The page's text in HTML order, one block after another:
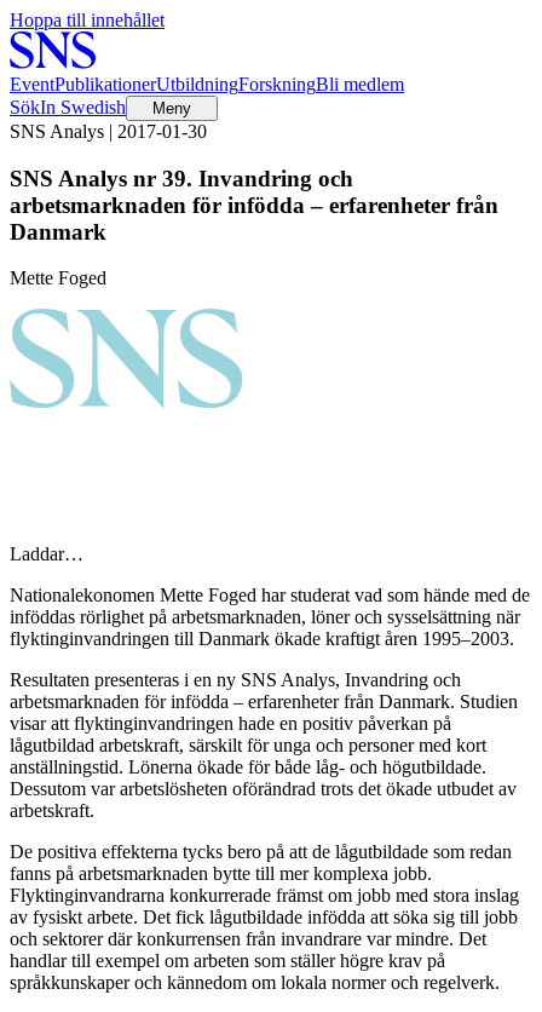
Hoppa till innehållet
EventPublikationerUtbildningForskningBli medlem
SökIn Swedish Meny
SNS Analys | 2017-01-30
SNS Analys nr 39. Invandring och
arbetsmarknaden för infödda – erfarenheter från
Danmark
Mette Foged
Laddar…
Nationalekonomen Mette Foged har studerat vad som hände med de
inföddas rörlighet på arbetsmarknaden, löner och sysselsättning när
flyktinginvandringen till Danmark ökade kraftigt åren 1995‒2003.
Resultaten presenteras i en ny SNS Analys, Invandring och
arbetsmarknaden för infödda – erfarenheter från Danmark. Studien
visar att flyktinginvandringen hade en positiv påverkan på
lågutbildad arbetskraft, särskilt för unga och personer med kort
anställningstid. Lönerna ökade för både låg- och högutbildade.
Dessutom var arbetslösheten oförändrad trots det ökade utbudet av
arbetskraft.
De positiva effekterna tycks bero på att de lågutbildade som redan
fanns på arbetsmarknaden bytte till mer komplexa jobb.
Flyktinginvandrarna konkurrerade främst om jobb med stora inslag
av fysiskt arbete. Det fick lågutbildade infödda att söka sig till jobb
och sektorer där konkurrensen från invandrare var mindre. Det
handlar till exempel om arbeten som ställer högre krav på
språkkunskaper och kännedom om lokala normer och regelverk.